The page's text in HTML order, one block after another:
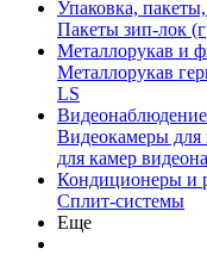
Упаковка,
Пакеты зип-лок
Металлорукав и
Металлорукав
LS
Видеонаблюдение
Видеокамеры для
для камер
Кондиционеры и
Сплит-системы
Еще